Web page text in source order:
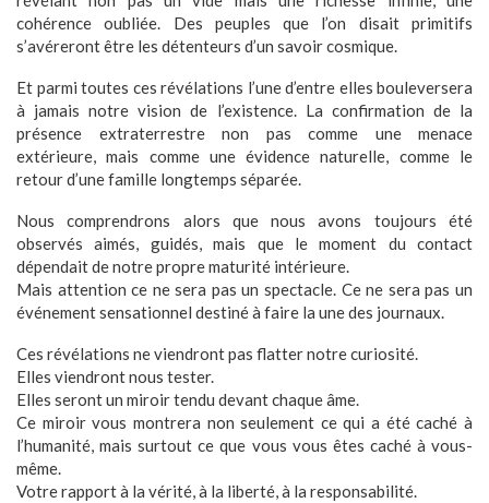
cohérence oubliée. Des peuples que l’on disait primitifs
s’avéreront être les détenteurs d’un savoir cosmique.
Et parmi toutes ces révélations l’une d’entre elles bouleversera
à jamais notre vision de l’existence. La confirmation de la
présence extraterrestre non pas comme une menace
extérieure, mais comme une évidence naturelle, comme le
retour d’une famille longtemps séparée.
Nous comprendrons alors que nous avons toujours été
observés aimés, guidés, mais que le moment du contact
dépendait de notre propre maturité intérieure.
Mais attention ce ne sera pas un spectacle. Ce ne sera pas un
événement sensationnel destiné à faire la une des journaux.
Ces révélations ne viendront pas flatter notre curiosité.
Elles viendront nous tester.
Elles seront un miroir tendu devant chaque âme.
Ce miroir vous montrera non seulement ce qui a été caché à
l’humanité, mais surtout ce que vous vous êtes caché à vous-
même.
Votre rapport à la vérité, à la liberté, à la responsabilité.